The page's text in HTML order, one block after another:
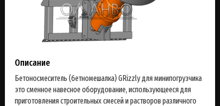
Описание
Бетоносмеситель (бетномешалка) GRizzly для минипогрузчика
это сменное навесное оборудование, использующееся для
приготовления строительных смесей и растворов различного